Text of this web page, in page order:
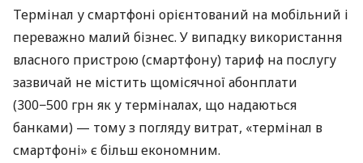
Термінал у смартфоні орієнтований на мобільний і
переважно малий бізнес. У випадку використання
власного пристрою (смартфону) тариф на послугу
зазвичай не містить щомісячної абонплати
(300−500 грн як у терміналах, що надаються
банками) — тому з погляду витрат, «термінал в
смартфоні» є більш економним.